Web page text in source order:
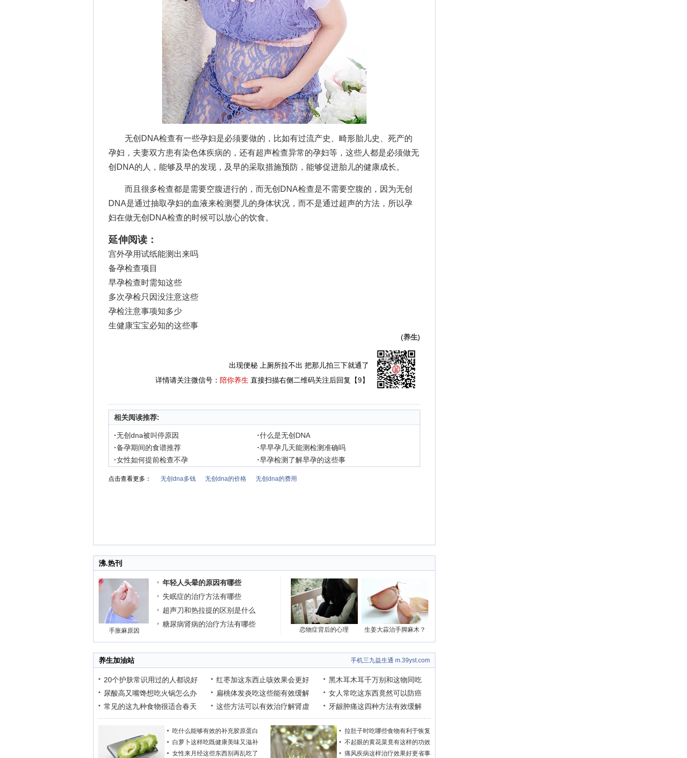
无创DNA检查有一些孕妇是必须要做的，比如有过流产史、畸形胎儿史、死产的
孕妇，夫妻双方患有染色体疾病的，还有超声检查异常的孕妇等，这些人都是必须做无
创DNA的人，能够及早的发现，及早的采取措施预防，能够促进胎儿的健康成长。
而且很多检查都是需要空腹进行的，而无创DNA检查是不需要空腹的，因为无创
DNA是通过抽取孕妇的血液来检测婴儿的身体状况，而不是通过超声的方法，所以孕
妇在做无创DNA检查的时候可以放心的饮食。
延伸阅读：
宫外孕用试纸能测出来吗
备孕检查项目
早孕检查时需知这些
多次孕检只因没注意这些
孕检注意事项知多少
生健康宝宝必知的这些事
(养生)
出现便秘 上厕所拉不出 把那儿拍三下就通了
详情请关注微信号： 陪你养生 直接扫描右侧二维码关注后回复【9】
相关阅读推荐:
·无创dna被叫停原因 ·什么是无创DNA
·备孕期间的食谱推荐 ·早早孕几天能测检测准确吗
·女性如何提前检查不孕 ·早孕检测了解早孕的这些事
点击查看更多： 无创dna多钱 无创dna的价格 无创dna的费用
沸.热刊
手胀麻原因
年轻人头晕的原因有哪些
失眠症的治疗方法有哪些
超声刀和热拉提的区别是什么
糖尿病肾病的治疗方法有哪些
恋物症背后的心理 生姜大蒜治手脚麻木？
养生加油站 手机三九益生通 m.39yst.com
20个护肤常识用过的人都说好
尿酸高又嘴馋想吃火锅怎么办
常见的这九种食物很适合春天
红枣加这东西止咳效果会更好
扁桃体发炎吃这些能有效缓解
这些方法可以有效治疗解肾虚
黑木耳木耳千万别和这物同吃
女人常吃这东西竟然可以防癌
牙龈肿痛这四种方法有效缓解
吃什么能够有效的补充胶原蛋白
白萝卜这样吃既健康美味又滋补
女性来月经这些东西别再乱吃了
拉肚子时吃哪些食物有利于恢复
不起眼的黄花菜竟有这样的功效
痛风疾病这样治疗效果好更省事